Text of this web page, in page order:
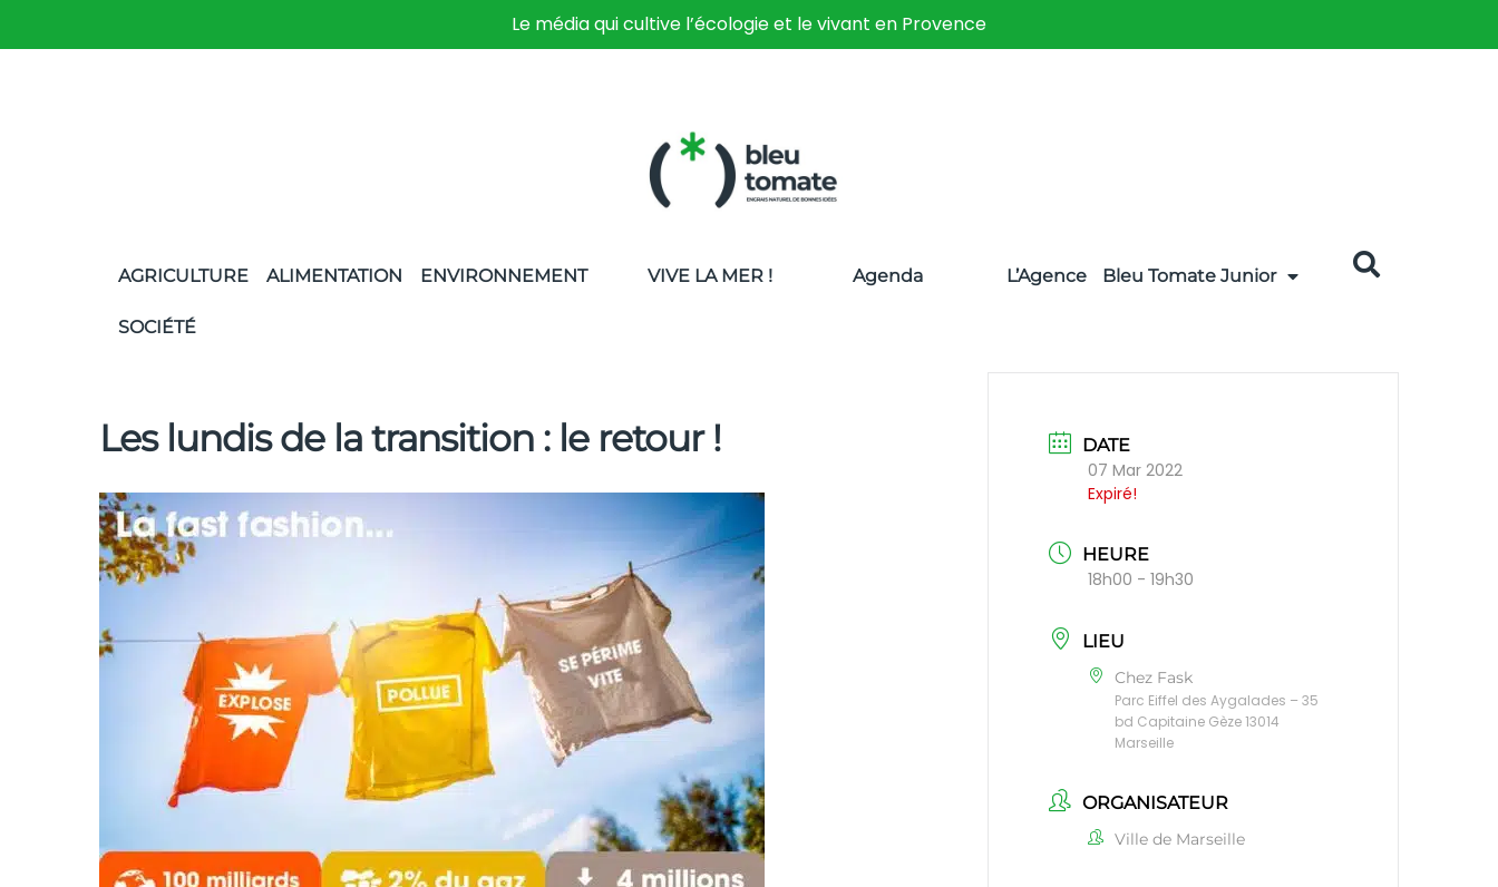
Le média qui cultive l’écologie et le vivant en Provence
AGRICULTURE ALIMENTATION ENVIRONNEMENT
SOCIÉTÉ
VIVE LA MER ! Agenda L’Agence Bleu Tomate Junior
Les lundis de la transition : le retour ! DATE
07 Mar 2022
Expiré!
HEURE
18h00 - 19h30
LIEU
Chez Fask
Parc Eiffel des Aygalades – 35
bd Capitaine Gèze 13014
Marseille
ORGANISATEUR
Ville de Marseille